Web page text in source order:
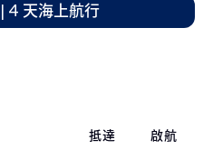
4 天海上航行
抵達 啟航